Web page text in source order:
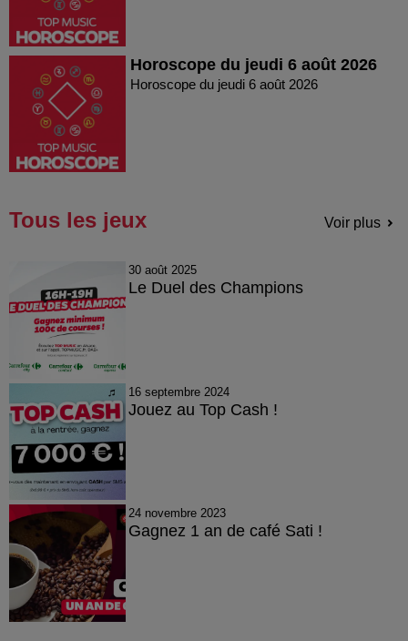
Horoscope du jeudi 6 août 2026
Horoscope du jeudi 6 août 2026
Tous les jeux Voir plus
30 août 2025
Le Duel des Champions
16 septembre 2024
Jouez au Top Cash !
24 novembre 2023
Gagnez 1 an de café Sati !